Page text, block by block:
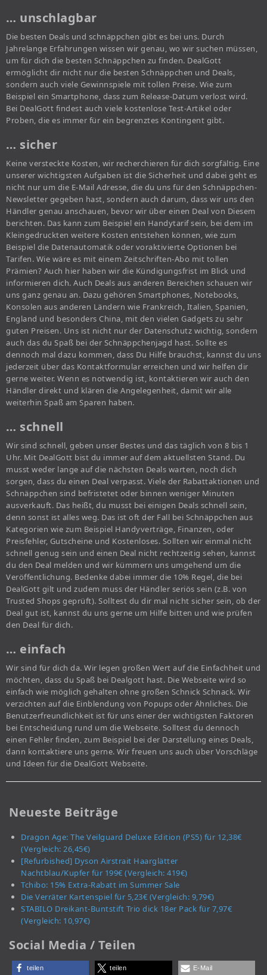
… unschlagbar
Die besten Deals und schnäppchen gibt es bei uns. Durch
Jahrelange Erfahrungen wissen wir genau, wo wir suchen müssen,
um für dich die besten Schnäppchen zu finden. DealGott
ermöglicht dir nicht nur die besten Schnäppchen und Deals,
sondern auch viele Gewinnspiele mit tollen Preise. Wie zum
Beispiel ein Smartphone, dass zum Release-Datum verlost wird.
Bei DealGott findest auch viele kostenlose Test-Artikel oder
Proben, die es immer für ein begrenztes Kontingent gibt.
… sicher
Keine versteckte Kosten, wir recherchieren für dich sorgfältig. Eine
unserer wichtigsten Aufgaben ist die Sicherheit und dabei geht es
nicht nur um die E-Mail Adresse, die du uns für den Schnäppchen-
Newsletter gegeben hast, sondern auch darum, dass wir uns den
Händler genau anschauen, bevor wir über einen Deal von Diesem
berichten. Das kann zum Beispiel ein Handytarif sein, bei dem im
Kleingedruckten weitere Kosten entstehen können, wie zum
Beispiel die Datenautomatik oder voraktivierte Optionen bei
Tarifen. Wie wäre es mit einem Zeitschriften-Abo mit tollen
Prämien? Auch hier haben wir die Kündigungsfrist im Blick und
informieren dich. Auch Deals aus anderen Bereichen schauen wir
uns ganz genau an. Dazu gehören Smartphones, Notebooks,
Konsolen aus anderen Ländern wie Frankreich, Italien, Spanien,
England und besonders China, mit den vielen Gadgets zu sehr
guten Preisen. Uns ist nicht nur der Datenschutz wichtig, sondern
auch das du Spaß bei der Schnäppchenjagd hast. Sollte es
dennoch mal dazu kommen, dass Du Hilfe brauchst, kannst du uns
jederzeit über das Kontaktformular erreichen und wir helfen dir
gerne weiter. Wenn es notwendig ist, kontaktieren wir auch den
Händler direkt und klären die Angelegenheit, damit wir alle
weiterhin Spaß am Sparen haben.
… schnell
Wir sind schnell, geben unser Bestes und das täglich von 8 bis 1
Uhr. Mit DealGott bist du immer auf dem aktuellsten Stand. Du
musst weder lange auf die nächsten Deals warten, noch dich
sorgen, dass du einen Deal verpasst. Viele der Rabattaktionen und
Schnäppchen sind befristetet oder binnen weniger Minuten
ausverkauft. Das heißt, du musst bei einigen Deals schnell sein,
denn sonst ist alles weg. Das ist oft der Fall bei Schnäppchen aus
Kategorien wie zum Beispiel Handyverträge, Finanzen, oder
Preisfehler, Gutscheine und Kostenloses. Sollten wir einmal nicht
schnell genug sein und einen Deal nicht rechtzeitig sehen, kannst
du den Deal melden und wir kümmern uns umgehend um die
Veröffentlichung. Bedenke dabei immer die 10% Regel, die bei
DealGott gilt und zudem muss der Händler seriös sein (z.B. von
Trusted Shops geprüft). Solltest du dir mal nicht sicher sein, ob der
Deal gut ist, kannst du uns gerne um Hilfe bitten und wie prüfen
den Deal für dich.
… einfach
Wir sind für dich da. Wir legen großen Wert auf die Einfachheit und
möchten, dass du Spaß bei Dealgott hast. Die Webseite wird so
einfach wie möglich gehalten ohne großen Schnick Schnack. Wir
verzichten auf die Einblendung von Popups oder Ähnliches. Die
Benutzerfreundlichkeit ist für uns einer der wichtigsten Faktoren
bei Entscheidung rund um die Webseite. Solltest du dennoch
einen Fehler finden, zum Beispiel bei der Darstellung eines Deals,
dann kontaktiere uns gerne. Wir freuen uns auch über Vorschläge
und Ideen für die DealGott Webseite.
Neueste Beiträge
Dragon Age: The Veilguard Deluxe Edition (PS5) für 12,38€
(Vergleich: 26,45€)
[Refurbished] Dyson Airstrait Haarglätter
Nachtblau/Kupfer für 199€ (Vergleich: 419€)
Tchibo: 15% Extra-Rabatt im Summer Sale
Die Verräter Kartenspiel für 5,23€ (Vergleich: 9,79€)
STABILO Dreikant-Buntstift Trio dick 18er Pack für 7,97€
(Vergleich: 10,97€)
Social Media / Teilen
teilen teilen E-Mail